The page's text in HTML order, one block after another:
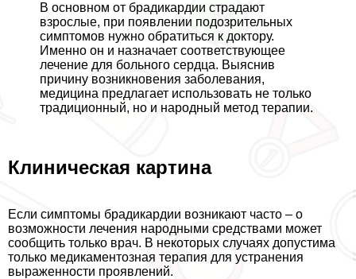
В основном от брадикардии страдают
взрослые, при появлении подозрительных
симптомов нужно обратиться к доктору.
Именно он и назначает соответствующее
лечение для больного сердца. Выяснив
причину возникновения заболевания,
медицина предлагает использовать не только
традиционный, но и народный метод терапии.
Клиническая картина
Если симптомы брадикардии возникают часто – о
возможности лечения народными средствами может
сообщить только врач. В некоторых случаях допустима
только медикаментозная терапия для устранения
выраженности проявлений.